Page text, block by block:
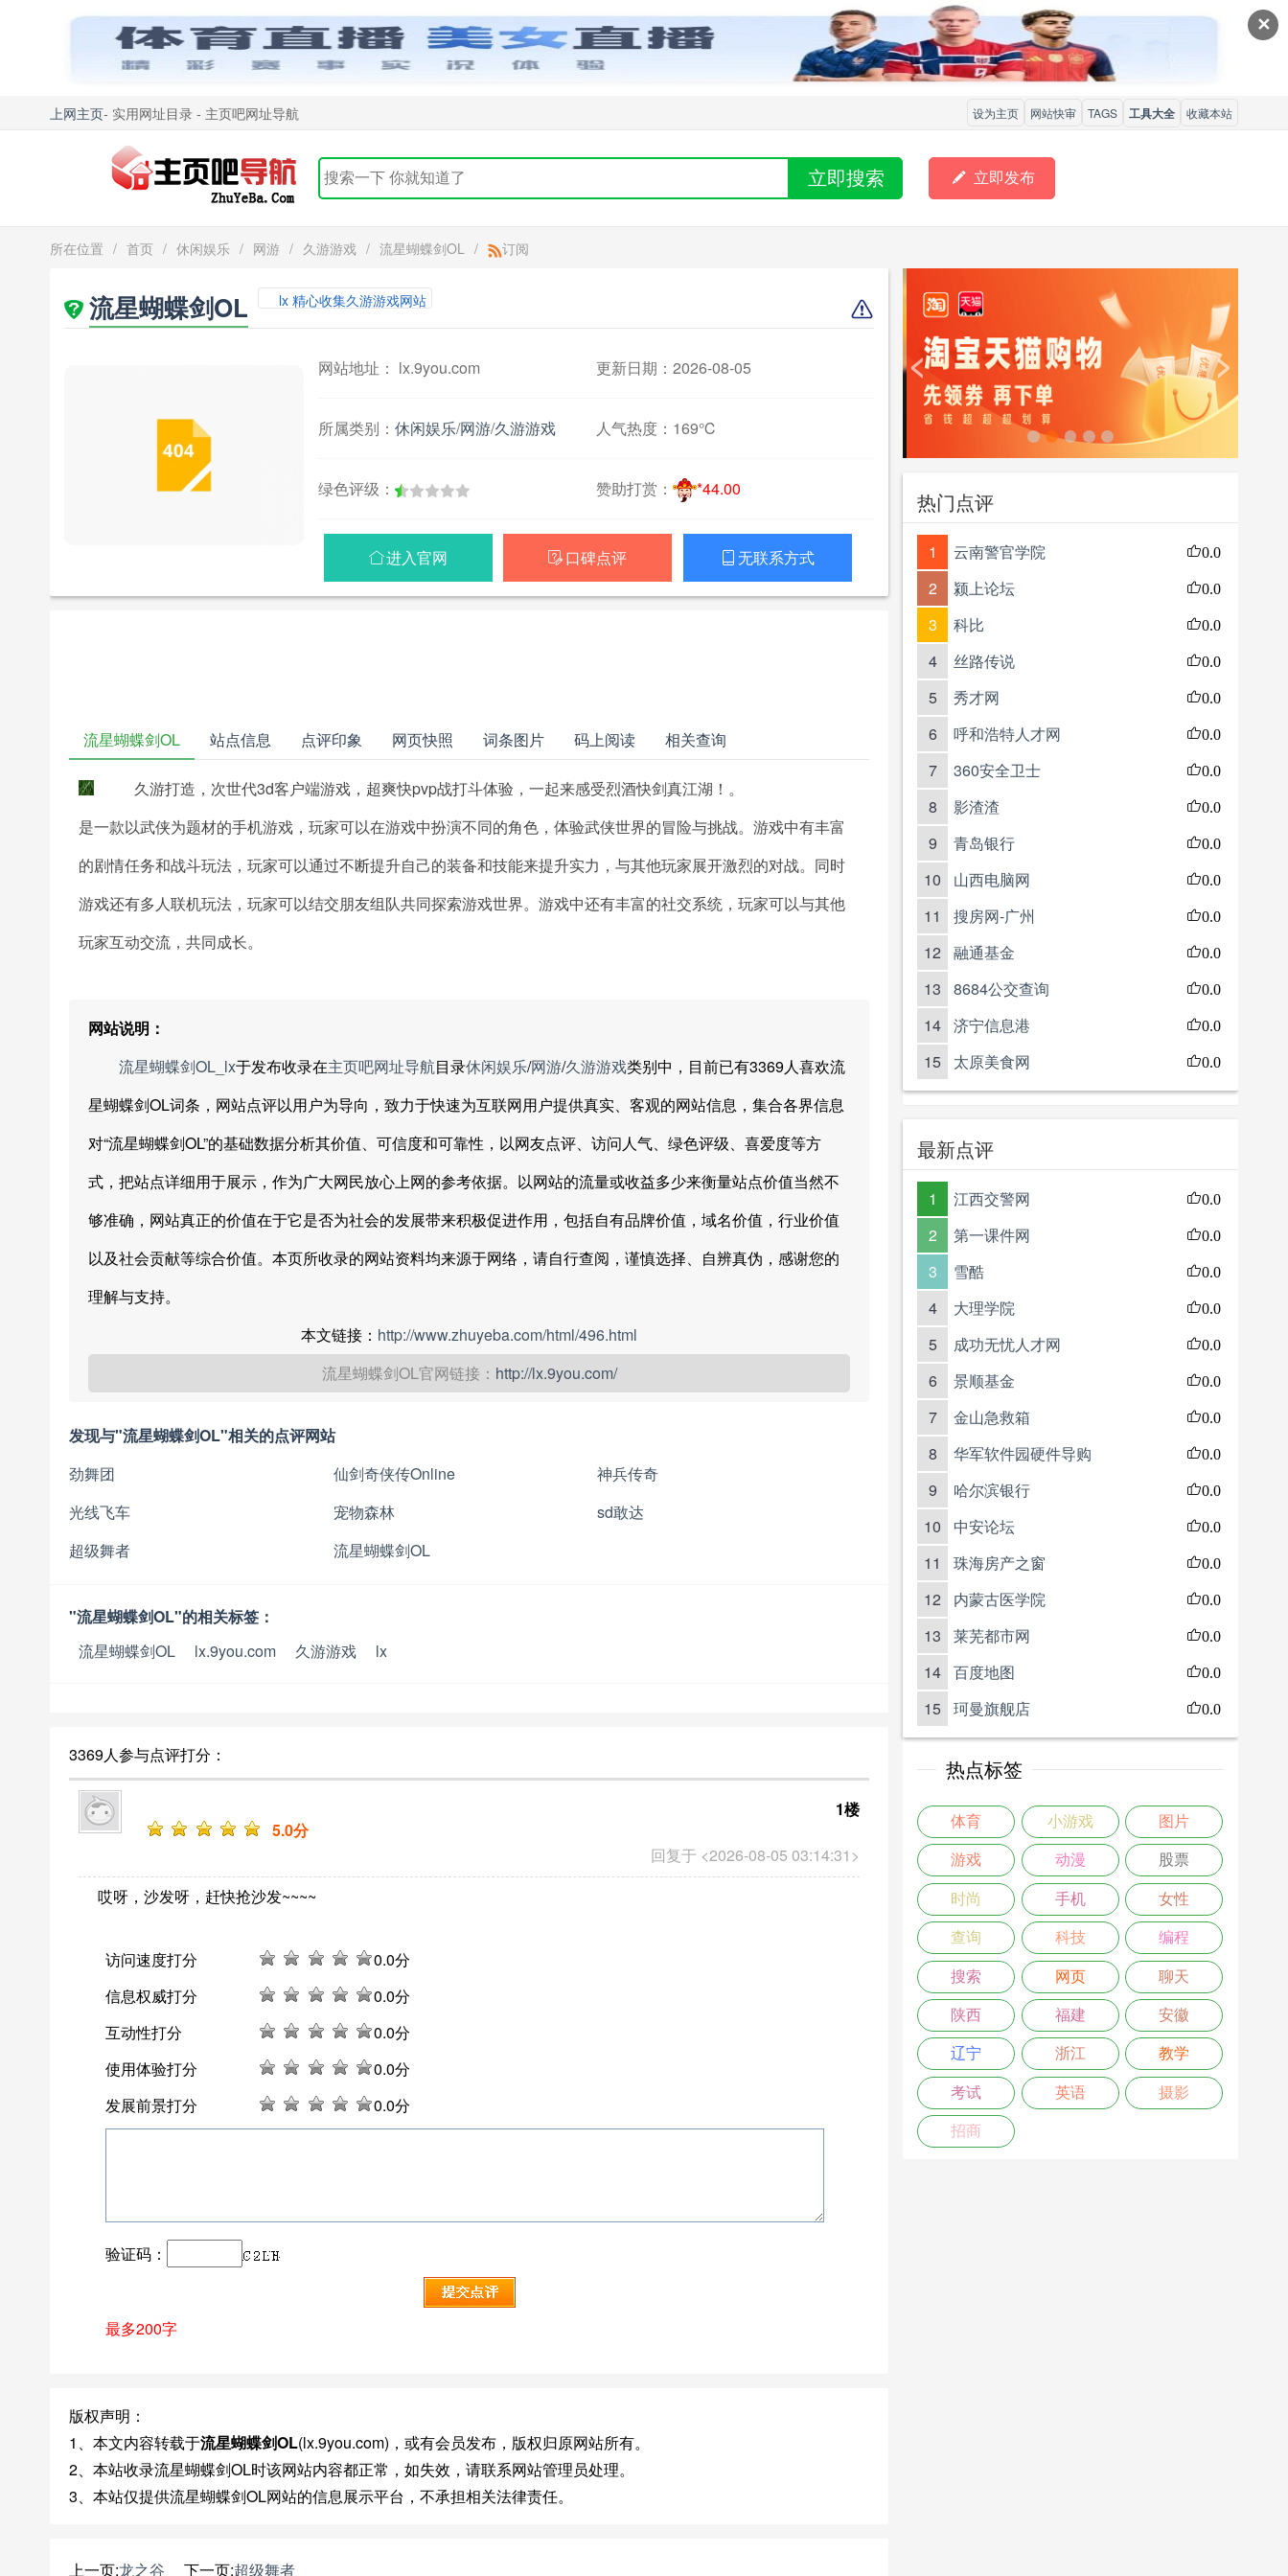
✕
上网主页- 实用网址目录 - 主页吧网址导航 设为主页 网站快审 TAGS 工具大全 收藏本站
立即搜索  立即发布
所在位置 / 首页 / 休闲娱乐 / 网游 / 久游游戏 / 流星蝴蝶剑OL / 订阅
流星蝴蝶剑OL lx 精心收集久游游戏网站
网站地址： lx.9you.com 更新日期：2026-08-05
所属类别： 休闲娱乐/网游/久游游戏 人气热度： 169℃
绿色评级： 赞助打赏： *44.00
进入官网  口碑点评  无联系方式
流星蝴蝶剑OL 站点信息 点评印象 网页快照 词条图片 码上阅读 相关查询
久游打造，次世代3d客户端游戏，超爽快pvp战打斗体验，一起来感受烈酒快剑真江湖！。
是一款以武侠为题材的手机游戏，玩家可以在游戏中扮演不同的角色，体验武侠世界的冒险与挑战。游戏中有丰富
的剧情任务和战斗玩法，玩家可以通过不断提升自己的装备和技能来提升实力，与其他玩家展开激烈的对战。同时
游戏还有多人联机玩法，玩家可以结交朋友组队共同探索游戏世界。游戏中还有丰富的社交系统，玩家可以与其他
玩家互动交流，共同成长。
网站说明：
流星蝴蝶剑OL_lx于发布收录在主页吧网址导航目录休闲娱乐/网游/久游游戏类别中，目前已有3369人喜欢流
星蝴蝶剑OL词条，网站点评以用户为导向，致力于快速为互联网用户提供真实、客观的网站信息，集合各界信息
对“流星蝴蝶剑OL”的基础数据分析其价值、可信度和可靠性，以网友点评、访问人气、绿色评级、喜爱度等方
式，把站点详细用于展示，作为广大网民放心上网的参考依据。以网站的流量或收益多少来衡量站点价值当然不
够准确，网站真正的价值在于它是否为社会的发展带来积极促进作用，包括自有品牌价值，域名价值，行业价值
以及社会贡献等综合价值。本页所收录的网站资料均来源于网络，请自行查阅，谨慎选择、自辨真伪，感谢您的
理解与支持。
本文链接： http://www.zhuyeba.com/html/496.html
流星蝴蝶剑OL官网链接： http://lx.9you.com/
发现与"流星蝴蝶剑OL"相关的点评网站
劲舞团
仙剑奇侠传Online
神兵传奇
光线飞车
宠物森林
sd敢达
超级舞者
流星蝴蝶剑OL
"流星蝴蝶剑OL"的相关标签：
流星蝴蝶剑OL
lx.9you.com 久游游戏 lx
3369人参与点评打分：
回复于 <2026-08-05 03:14:31>
1楼
5.0分
哎呀，沙发呀，赶快抢沙发~~~~
访问速度打分 0.0分
信息权威打分
0.0分
互动性打分
0.0分
使用体验打分
0.0分
发展前景打分
0.0分
验证码：
最多200字
版权声明：
1、本文内容转载于流星蝴蝶剑OL(lx.9you.com)，或有会员发布，版权归原网站所有。
2、本站收录流星蝴蝶剑OL时该网站内容都正常，如失效，请联系网站管理员处理。
3、本站仅提供流星蝴蝶剑OL网站的信息展示平台，不承担相关法律责任。
上一页:龙之谷 下一页:超级舞者
< >
热门点评
1 云南警官学院 0.0
2 颍上论坛 0.0
3 科比 0.0
4 丝路传说 0.0
5 秀才网 0.0
6 呼和浩特人才网 0.0
7 360安全卫士 0.0
8 影渣渣 0.0
9 青岛银行 0.0
10 山西电脑网 0.0
11 搜房网-广州 0.0
12 融通基金 0.0
13 8684公交查询 0.0
14 济宁信息港 0.0
15 太原美食网 0.0
最新点评
1 江西交警网 0.0
2 第一课件网 0.0
3 雪酷 0.0
4 大理学院 0.0
5 成功无忧人才网 0.0
6 景顺基金 0.0
7 金山急救箱 0.0
8 华军软件园硬件导购 0.0
9 哈尔滨银行 0.0
10 中安论坛 0.0
11 珠海房产之窗 0.0
12 内蒙古医学院 0.0
13 莱芜都市网 0.0
14 百度地图 0.0
15 珂曼旗舰店 0.0
热点标签
体育 小游戏 图片
游戏 动漫 股票
时尚 手机 女性
查询 科技 编程
搜索 网页 聊天
陕西 福建 安徽
辽宁 浙江 教学
考试 英语 摄影
招商